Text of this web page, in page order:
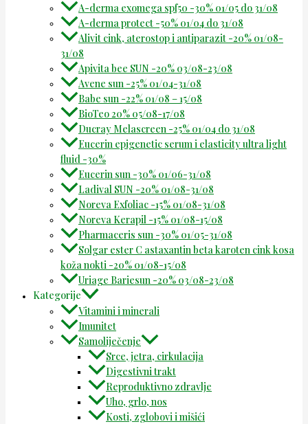
A-derma exomega spf50 -30% 01/05 do 31/08
A-derma protect -50% 01/04 do 31/08
Alivit cink, aterostop i antiparazit -20% 01/08-
31/08
Apivita bee SUN -20% 03/08-23/08
Avene sun -25% 01/04-31/08
Babe sun -22% 01/08 – 15/08
BioTeo 20% 05/08-17/08
Ducray Melascreen -25% 01/04 do 31/08
Eucerin epigenetic serum i elasticity ultra light
fluid -30%
Eucerin sun -30% 01/06-31/08
Ladival SUN -20% 01/08-31/08
Noreva Exfoliac -15% 01/08-31/08
Noreva Kerapil -15% 01/08-15/08
Pharmaceris sun -30% 01/05-31/08
Solgar ester C astaxantin beta karoten cink kosa
koža nokti -20% 01/08-15/08
Uriage Bariesun -20% 03/08-23/08
Kategorije
Vitamini i minerali
Imunitet
Samoliječenje
Srce, jetra, cirkulacija
Digestivni trakt
Reproduktivno zdravlje
Uho, grlo, nos
Kosti, zglobovi i mišići